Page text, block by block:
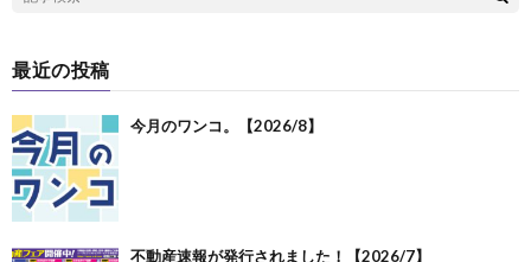
最近の投稿
今月のワンコ。【2026/8】
不動産速報が発行されました！【2026/7】